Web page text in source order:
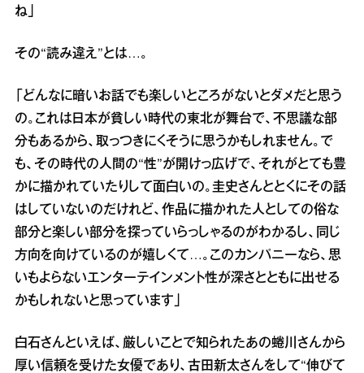
ね」
その“読み違え”とは…。
「どんなに暗いお話でも楽しいところがないとダメだと思う
の。これは日本が貧しい時代の東北が舞台で、不思議な部
分もあるから、取っつきにくそうに思うかもしれません。で
も、その時代の人間の“性”が開けっ広げで、それがとても豊
かに描かれていたりして面白いの。圭史さんととくにその話
はしていないのだけれど、作品に描かれた人としての俗な
部分と楽しい部分を探っていらっしゃるのがわかるし、同じ
方向を向けているのが嬉しくて…。このカンパニーなら、思
いもよらないエンターテインメント性が深さとともに出せる
かもしれないと思っています」
白石さんといえば、厳しいことで知られたあの蜷川さんから
厚い信頼を受けた女優であり、古田新太さんをして“伸びて